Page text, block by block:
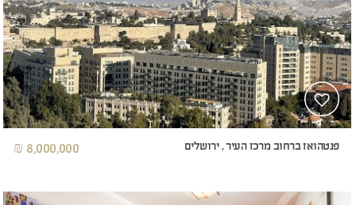
פנטהואז ברחוב מרכז העיר , ירושלים 8,000,000 ₪